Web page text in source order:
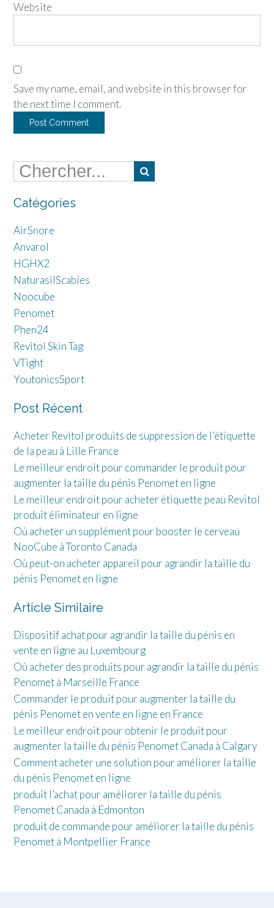
Website
Save my name, email, and website in this browser for
the next time I comment.
Catégories
AirSnore
Anvarol
HGHX2
NaturasilScabies
Noocube
Penomet
Phen24
Revitol Skin Tag
VTight
YoutonicsSport
Post Récent
Acheter Revitol produits de suppression de l’étiquette
de la peau à Lille France
Le meilleur endroit pour commander le produit pour
augmenter la taille du pénis Penomet en ligne
Le meilleur endroit pour acheter étiquette peau Revitol
produit éliminateur en ligne
Où acheter un supplément pour booster le cerveau
NooCube à Toronto Canada
Où peut-on acheter appareil pour agrandir la taille du
pénis Penomet en ligne
Article Similaire
Dispositif achat pour agrandir la taille du pénis en
vente en ligne au Luxembourg
Où acheter des produits pour agrandir la taille du pénis
Penomet à Marseille France
Commander le produit pour augmenter la taille du
pénis Penomet en vente en ligne en France
Le meilleur endroit pour obtenir le produit pour
augmenter la taille du pénis Penomet Canada à Calgary
Comment acheter une solution pour améliorer la taille
du pénis Penomet en ligne
produit l’achat pour améliorer la taille du pénis
Penomet Canada à Edmonton
produit de commande pour améliorer la taille du pénis
Penomet à Montpellier France